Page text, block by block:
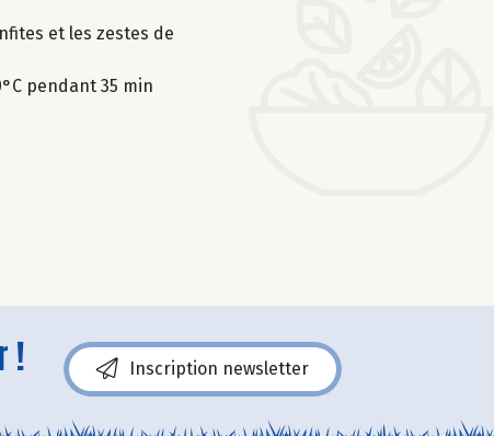
et les zestes de
pendant 35 min
! Inscription newsletter